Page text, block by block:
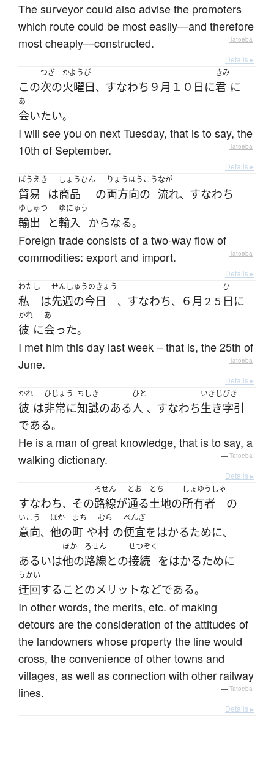
The surveyor could also advise the promoters
which route could be most easily—and therefore
most cheaply—constructed.
— Tatoeba
Details ▸
この
つぎ
次の
かようび
火曜日、 すなわち ９月 １０日 に
きみ
君 に
あ
会いたい。
I will see you on next Tuesday, that is to say, the
10th of September.
— Tatoeba
Details ▸
ぼうえき
貿易 は
しょうひん
商品 の
りょうほうこう
両方向の
なが
流れ、 すなわち
ゆしゅつ
輸出 と
ゆにゅう
輸入 からなる。
Foreign trade consists of a two-way flow of
commodities: export and import.
— Tatoeba
Details ▸
わたし
私 は
せんしゅうのきょう
先週の今日 、 すなわち、 ６月 ２５
ひ
日 に
かれ
彼 に
あ
会った。
I met him this day last week – that is, the 25th of
June.
— Tatoeba
Details ▸
かれ
彼 は
ひじょう
非常に
ちしき
知識のある
ひと
人 、 すなわち
いきじびき
生き字引
である。
He is a man of great knowledge, that is to say, a
walking dictionary.
— Tatoeba
Details ▸
すなわち、 その
ろせん
路線が
とお
通る
とち
土地の
しょゆうしゃ
所有者 の
いこう
意向、
ほか
他の
まち
町 や
むら
村 の
べんぎ
便宜をはかるために、
あるいは
ほか
他の
ろせん
路線との
せつぞく
接続 をはかるために
うかい
迂回する ことのメリットなどである。
In other words, the merits, etc. of making
detours are the consideration of the attitudes of
the landowners whose property the line would
cross, the convenience of other towns and
villages, as well as connection with other railway
lines.
— Tatoeba
Details ▸